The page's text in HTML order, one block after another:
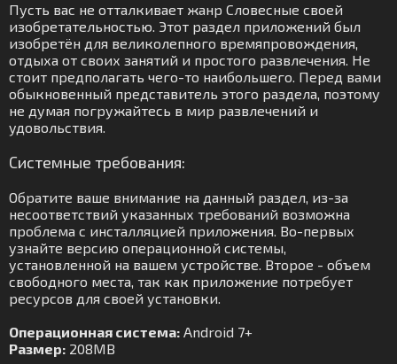
Пусть вас не отталкивает жанр Словесные своей
изобретательностью. Этот раздел приложений был
изобретён для великолепного времяпровождения,
отдыха от своих занятий и простого развлечения. Не
стоит предполагать чего-то наибольшего. Перед вами
обыкновенный представитель этого раздела, поэтому
не думая погружайтесь в мир развлечений и
удовольствия.
Системные требования:
Обратите ваше внимание на данный раздел, из-за
несоответствий указанных требований возможна
проблема с инсталляцией приложения. Во-первых
узнайте версию операционной системы,
установленной на вашем устройстве. Второе - объем
свободного места, так как приложение потребует
ресурсов для своей установки.
Операционная система: Android 7+
Размер: 208MB